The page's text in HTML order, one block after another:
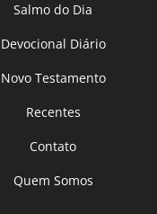
Salmo do Dia
Devocional Diário
Novo Testamento
Recentes
Contato
Quem Somos